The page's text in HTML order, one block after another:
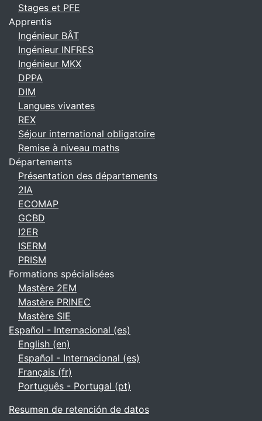
Stages et PFE
Apprentis
Ingénieur BÂT
Ingénieur INFRES
Ingénieur MKX
DPPA
DIM
Langues vivantes
REX
Séjour international obligatoire
Remise à niveau maths
Départements
Présentation des départements
2IA
ECOMAP
GCBD
I2ER
ISERM
PRISM
Formations spécialisées
Mastère 2EM
Mastère PRINEC
Mastère SIE
Español - Internacional ‎(es)‎
English ‎(en)‎
Español - Internacional ‎(es)‎
Français ‎(fr)‎
Português - Portugal ‎(pt)‎
Resumen de retención de datos